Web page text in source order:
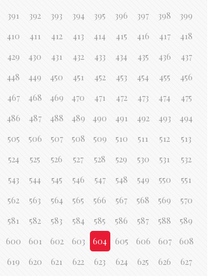
391 392 393 394 395 396 397 398
399
410 411 412 413 414 415 416 417
418
429 430 431 432 433 434 435 436
437
448 449 450 451 452 453 454 455
456
467 468 469 470 471 472 473 474
475
486 487 488 489 490 491 492 493
494
505 506 507 508 509 510 511 512
513
524 525 526 527 528 529 530 531
532
543 544 545 546 547 548 549 550
551
562 563 564 565 566 567 568 569
570
581 582 583 584 585 586 587 588
589
600 601 602 603 604 605 606 607
608
619 620 621 622 623 624 625 626
627